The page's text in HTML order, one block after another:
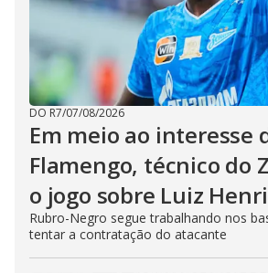
DO R7/07/08/2026
Em meio ao interesse
Flamengo, técnico do
o jogo sobre Luiz
Rubro-Negro segue trabalhando nos
tentar a contratação do atacante